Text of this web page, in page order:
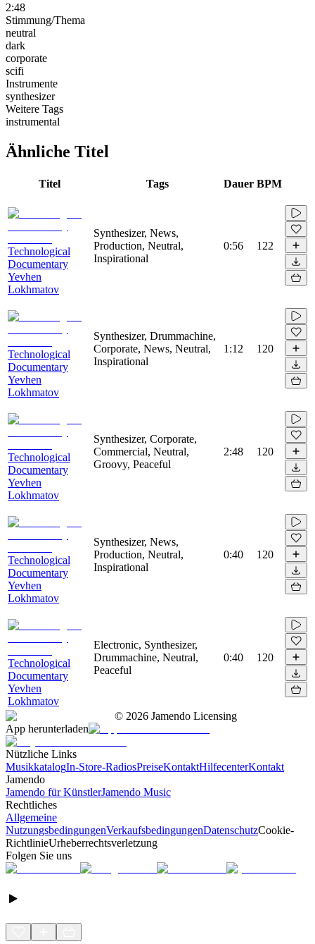
2:48
Stimmung/Thema
neutral
dark
corporate
scifi
Instrumente
synthesizer
Weitere Tags
instrumental
Ähnliche Titel
Titel Tags Dauer BPM
Technological
Documentary
Yevhen
Lokhmatov
Synthesizer, News,
Production, Neutral,
Inspirational
0:56 122
Technological
Documentary
Yevhen
Lokhmatov
Synthesizer, Drummachine,
Corporate, News, Neutral,
Inspirational
1:12 120
Technological
Documentary
Yevhen
Lokhmatov
Synthesizer, Corporate,
Commercial, Neutral,
Groovy, Peaceful
2:48 120
Technological
Documentary
Yevhen
Lokhmatov
Synthesizer, News,
Production, Neutral,
Inspirational
0:40 120
Technological
Documentary
Yevhen
Lokhmatov
Electronic, Synthesizer,
Drummachine, Neutral,
Peaceful
0:40 120
© 2026 Jamendo Licensing
App herunterladen
Nützliche Links
MusikkatalogIn-Store-RadiosPreiseKontaktHilfecenterKontakt
Jamendo
Jamendo für KünstlerJamendo Music
Rechtliches
Allgemeine
NutzungsbedingungenVerkaufsbedingungenDatenschutzCookie-
RichtlinieUrheberrechtsverletzung
Folgen Sie uns